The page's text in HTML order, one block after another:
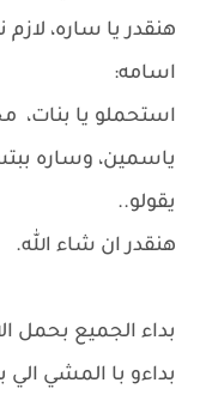
هنقدر يا ساره، لازم
اسامه:
استحملو يا
ياسمين، وساره
يقولو..
هنقدر ان شاء الله.
بداء الجميع بحمل
بداءو با المشي